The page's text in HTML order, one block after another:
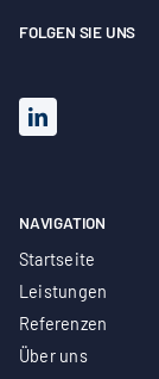
FOLGEN SIE UNS
NAVIGATION
Startseite
Leistungen
Referenzen
Über uns